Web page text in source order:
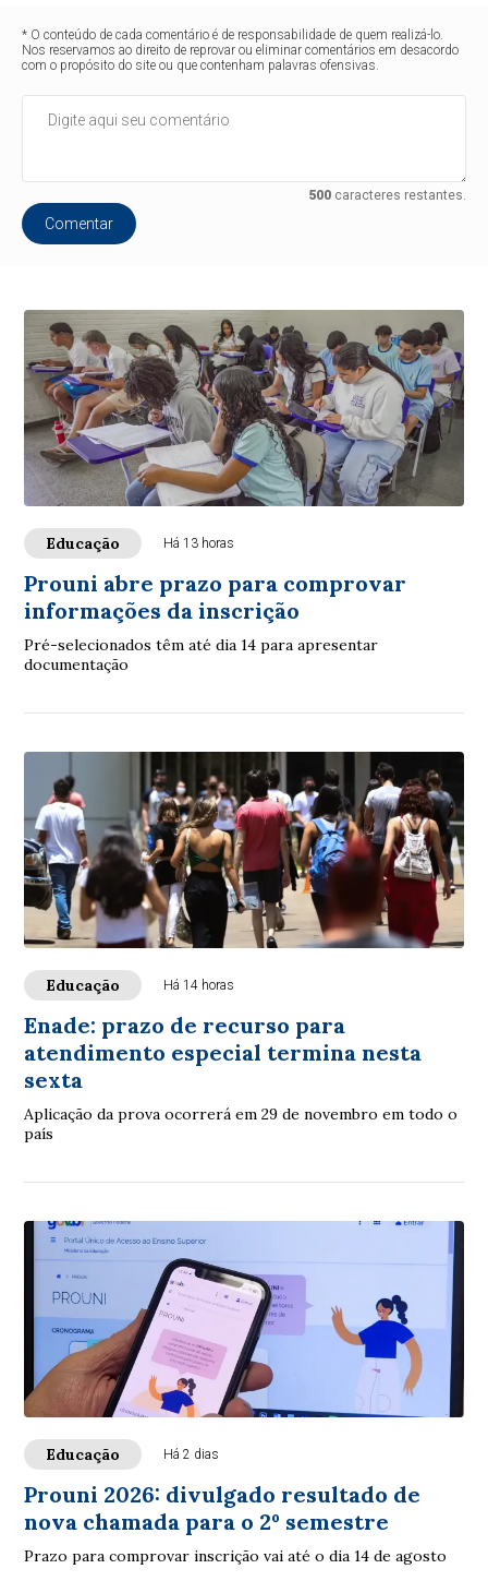
* O conteúdo de cada comentário é de responsabilidade de quem realizá-lo.
Nos reservamos ao direito de reprovar ou eliminar comentários em desacordo
com o propósito do site ou que contenham palavras ofensivas.
500caracteres restantes.
Comentar
Educação Há 13 horas
Prouni abre prazo para comprovar
informações da inscrição
Pré-selecionados têm até dia 14 para apresentar
documentação
Educação Há 14 horas
Enade: prazo de recurso para
atendimento especial termina nesta
sexta
Aplicação da prova ocorrerá em 29 de novembro em todo o
país
Educação Há 2 dias
Prouni 2026: divulgado resultado de
nova chamada para o 2º semestre
Prazo para comprovar inscrição vai até o dia 14 de agosto